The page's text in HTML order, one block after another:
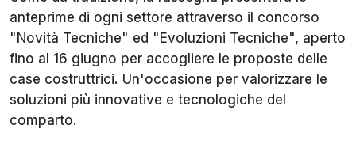
anteprime di ogni settore attraverso il concorso
"Novità Tecniche" ed "Evoluzioni Tecniche", aperto
fino al 16 giugno per accogliere le proposte delle
case costruttrici. Un'occasione per valorizzare le
soluzioni più innovative e tecnologiche del
comparto.